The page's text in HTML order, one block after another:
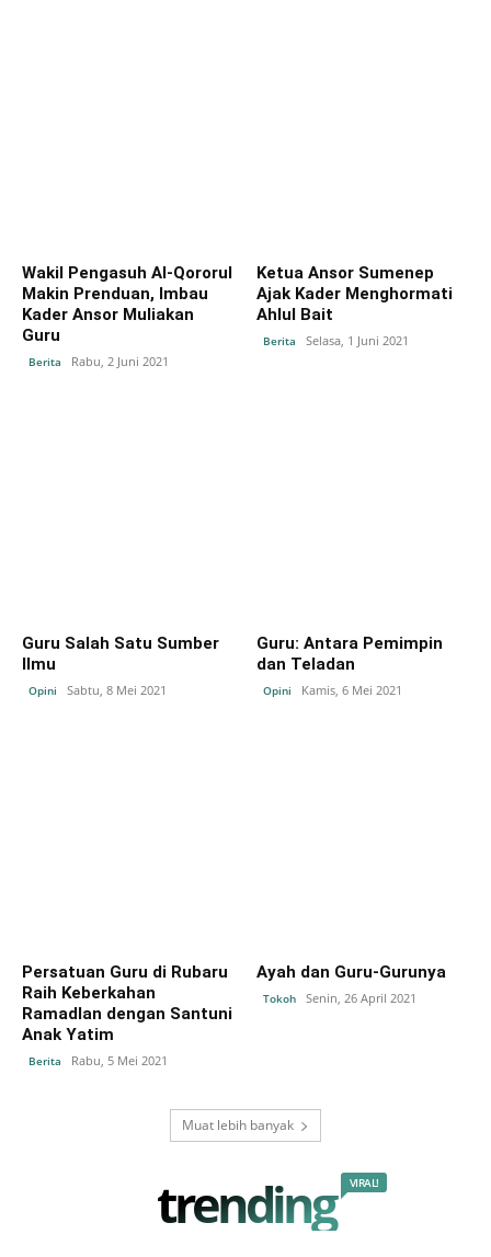
Wakil Pengasuh Al-Qororul
Makin Prenduan, Imbau
Kader Ansor Muliakan
Guru
Berita Rabu, 2 Juni 2021
Ketua Ansor Sumenep
Ajak Kader Menghormati
Ahlul Bait
Berita Selasa, 1 Juni 2021
Guru Salah Satu Sumber
Ilmu
Opini Sabtu, 8 Mei 2021
Guru: Antara Pemimpin
dan Teladan
Opini Kamis, 6 Mei 2021
Persatuan Guru di Rubaru
Raih Keberkahan
Ramadlan dengan Santuni
Anak Yatim
Berita Rabu, 5 Mei 2021
Ayah dan Guru-Gurunya
Tokoh Senin, 26 April 2021
Muat lebih banyak
trending VIRAL!